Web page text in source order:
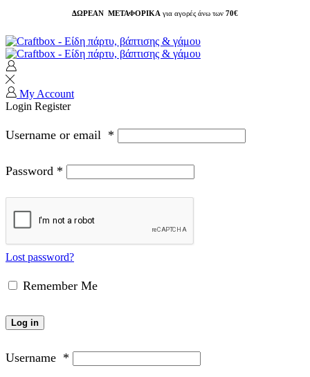
ΔΩΡΕΑΝ ΜΕΤΑΦΟΡΙΚΑ για αγορές άνω των 70€
My Account
Login Register
Username or email *
Password *
Lost password?
Remember Me
Log in
Username *